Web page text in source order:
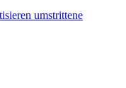
umstrittene